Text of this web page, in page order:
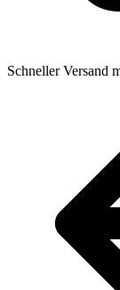
Schneller Versand